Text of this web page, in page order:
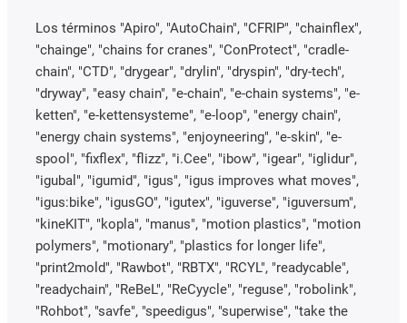
Los términos "Apiro", "AutoChain", "CFRIP", "chainflex",
"chainge", "chains for cranes", "ConProtect", "cradle-
chain", "CTD", "drygear", "drylin", "dryspin", "dry-tech",
"dryway", "easy chain", "e-chain", "e-chain systems", "e-
ketten", "e-kettensysteme", "e-loop", "energy chain",
"energy chain systems", "enjoyneering", "e-skin", "e-
spool", "fixflex", "flizz", "i.Cee", "ibow", "igear", "iglidur",
"igubal", "igumid", "igus", "igus improves what moves",
"igus:bike", "igusGO", "igutex", "iguverse", "iguversum",
"kineKIT", "kopla", "manus", "motion plastics", "motion
polymers", "motionary", "plastics for longer life",
"print2mold", "Rawbot", "RBTX", "RCYL", "readycable",
"readychain", "ReBeL", "ReCyycle", "reguse", "robolink",
"Rohbot", "savfe", "speedigus", "superwise", "take the